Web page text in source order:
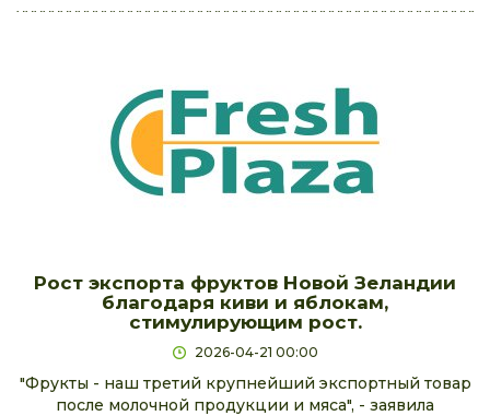
Рост экспорта фруктов Новой Зеландии
благодаря киви и яблокам,
стимулирующим рост.
2026-04-21 00:00
"Фрукты - наш третий крупнейший экспортный товар
после молочной продукции и мяса", - заявила